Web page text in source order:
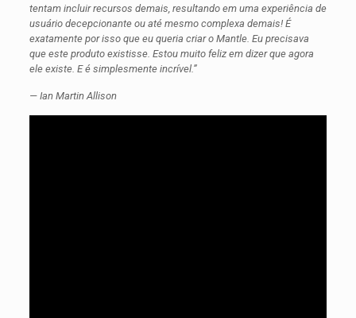
tentam incluir recursos demais, resultando em uma experiência de
usuário decepcionante ou até mesmo complexa demais! É
exatamente por isso que eu queria criar o Mantle. Eu precisava
que este produto existisse. Estou muito feliz em dizer que agora
ele existe. E é simplesmente incrível.”
— Ian Martin Allison